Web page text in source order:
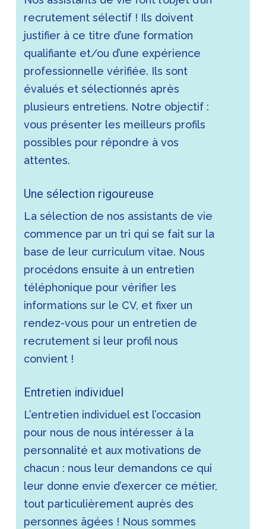
recrutement sélectif ! Ils doivent
justifier à ce titre d’une formation
qualifiante et/ou d’une expérience
professionnelle vérifiée. Ils sont
évalués et sélectionnés après
plusieurs entretiens. Notre objectif :
vous présenter les meilleurs profils
possibles pour répondre à vos
attentes.
Une sélection rigoureuse
La sélection de nos assistants de vie
commence par un tri qui se fait sur la
base de leur curriculum vitae. Nous
procédons ensuite à un entretien
téléphonique pour vérifier les
informations sur le CV, et fixer un
rendez-vous pour un entretien de
recrutement si leur profil nous
convient !
Entretien individuel
L’entretien individuel est l’occasion
pour nous de nous intéresser à la
personnalité et aux motivations de
chacun : nous leur demandons ce qui
leur donne envie d’exercer ce métier,
tout particulièrement auprès des
personnes âgées ! Nous sommes